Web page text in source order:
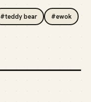
#teddy bear #ewok